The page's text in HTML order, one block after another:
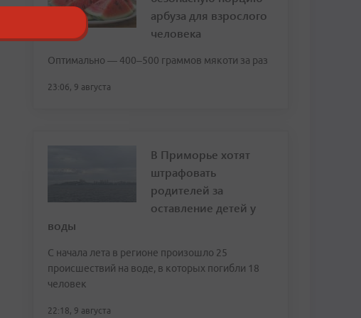
арбуза для взрослого
человека
Оптимально — 400–500 граммов мякоти за раз
23:06, 9 августа
В Приморье хотят
штрафовать
родителей за
оставление детей у
воды
С начала лета в регионе произошло 25
происшествий на воде, в которых погибли 18
человек
22:18, 9 августа